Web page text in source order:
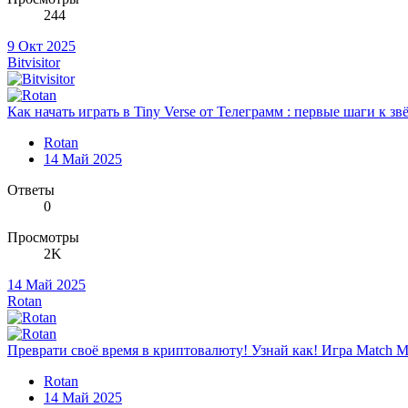
244
9 Окт 2025
Bitvisitor
Как начать играть в Tiny Verse от Телеграмм : первые шаги к
Rotan
14 Май 2025
Ответы
0
Просмотры
2K
14 Май 2025
Rotan
Преврати своё время в криптовалюту! Узнай как! Игра Match
Rotan
14 Май 2025